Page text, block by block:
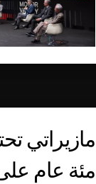
مازيراتي
مئة عام